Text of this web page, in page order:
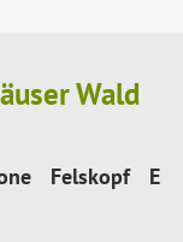
Wald
Felskopf
E